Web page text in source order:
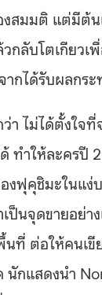
งสมมติ แต่มีต้
กลับโตเกียว
กได้รับผลกร
ไม่ได้ตั้งใจที่
ทำให้ละครปี
ฟุคุชิมะในแง่
เป็นจุดขายอ
นที่ ต่อให้คน
นักแสดงนำ